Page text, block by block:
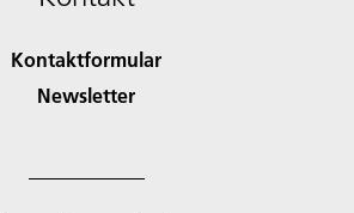
Kontaktformular
Newsletter